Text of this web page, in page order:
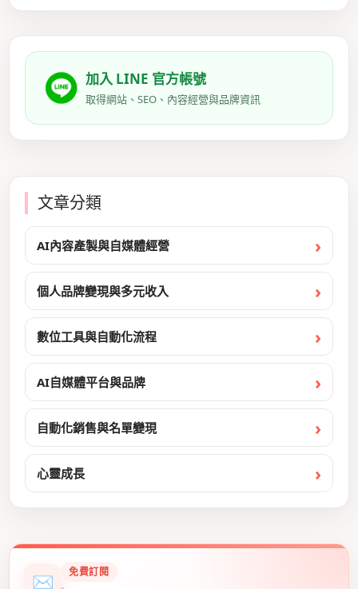
加入 LINE 官方帳號
取得網站、SEO、內容經營與品牌資訊
文章分類
AI內容產製與自媒體經營
個人品牌變現與多元收入
數位工具與自動化流程
AI自媒體平台與品牌
自動化銷售與名單變現
心靈成長
✉ 免費訂閱